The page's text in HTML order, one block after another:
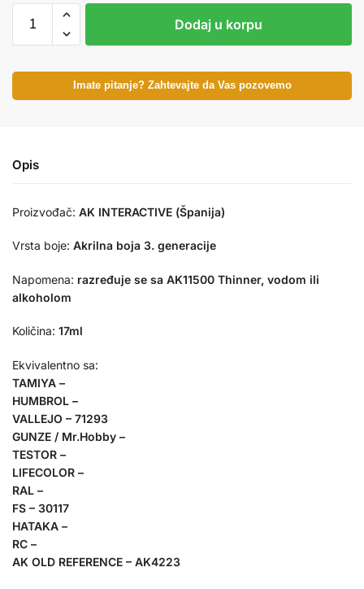
Dodaj u korpu
Imate pitanje? Zahtevajte da Vas pozovemo
Opis
Proizvođač: AK INTERACTIVE (Španija)
Vrsta boje: Akrilna boja 3. generacije
Napomena: razređuje se sa AK11500 Thinner, vodom ili
alkoholom
Količina: 17ml
Ekvivalentno sa:
TAMIYA –
HUMBROL –
VALLEJO – 71293
GUNZE / Mr.Hobby –
TESTOR –
LIFECOLOR –
RAL –
FS – 30117
HATAKA –
RC –
AK OLD REFERENCE – AK4223